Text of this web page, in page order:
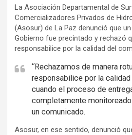
La Asociación Departamental de
Comercializadores Privados de
(Asosur) de La Paz denunció que
Gobierno fue precintado y rechazó
responsabilice por la calidad del
“Rechazamos de manera
responsabilice por la
cuando el proceso de
completamente monitoreado
un comunicado.
Asosur, en ese sentido, denunció